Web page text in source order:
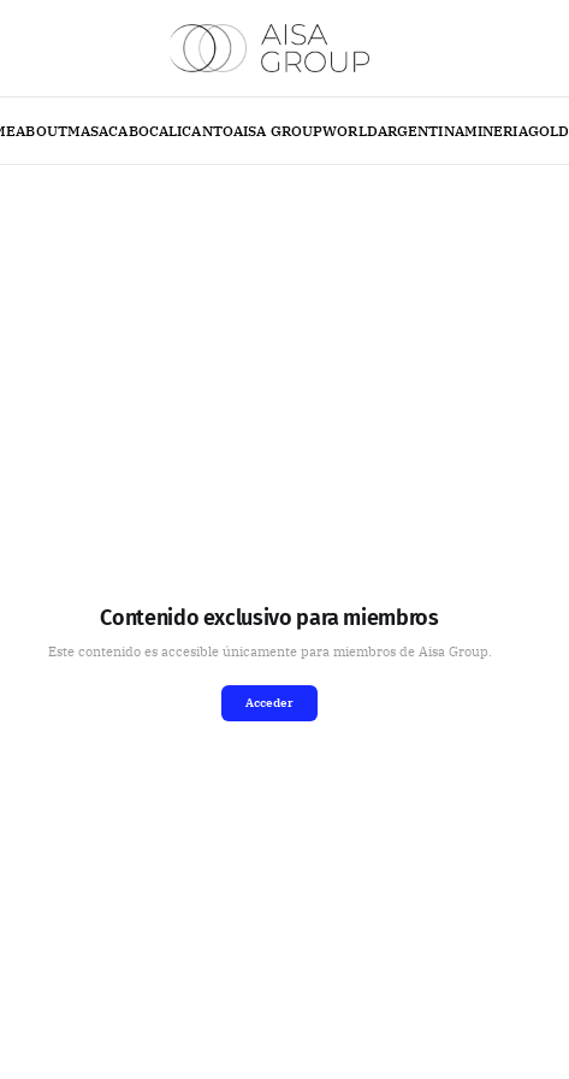
ABOUTMASACABOCALICANTOAISA GROUPWORLDARGENTINAMINERIAGOLD
Contenido exclusivo para miembros
Este contenido es accesible únicamente para miembros de Aisa Group.
Acceder